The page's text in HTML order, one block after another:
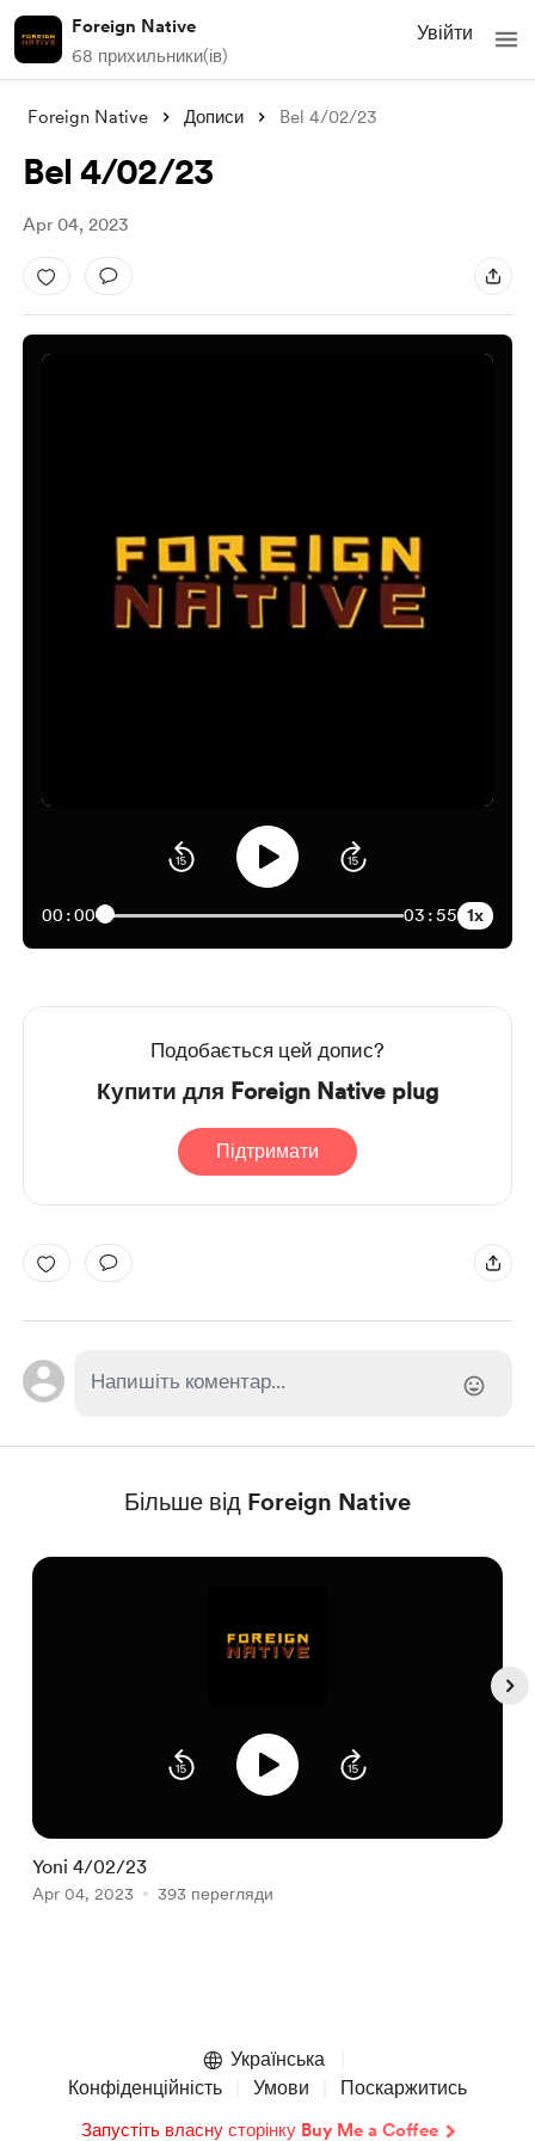
Foreign Native
68 прихильники(ів)
Увійти
Foreign Native Дописи Bel 4/02/23
Bel 4/02/23
Apr 04, 2023
00:00 03:55 1x
Подобається цей допис?
Купити для Foreign Native plug
Підтримати
Більше від Foreign Native
Yoni 4/02/23
Apr 04, 2023 393 перегляди
Українська
Конфіденційність
Умови Поскаржитись
Запустіть власну сторінку Buy Me a Coffee